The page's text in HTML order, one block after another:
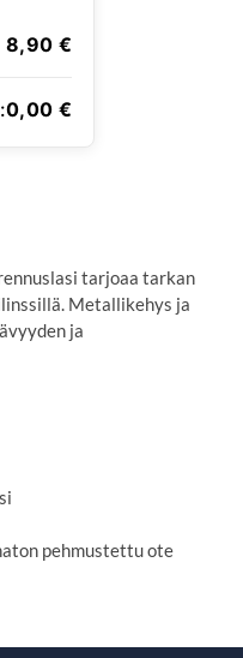
8,90 €
0,00 €
tarjoaa tarkan
Metallikehys ja
ja
pehmustettu ote